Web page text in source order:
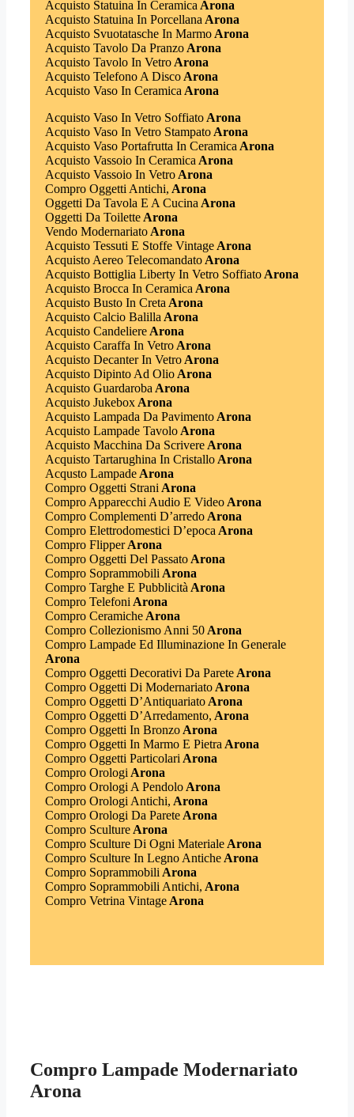
Acquisto Statuina In Ceramica Arona
Acquisto Statuina In Porcellana Arona
Acquisto Svuotatasche In MarmoArona
Acquisto Tavolo Da PranzoArona
Acquisto Tavolo In VetroArona
Acquisto Telefono A DiscoArona
Acquisto Vaso In Ceramica Arona
Acquisto Vaso In Vetro SoffiatoArona
Acquisto Vaso In Vetro StampatoArona
Acquisto Vaso Portafrutta In Ceramica Arona
Acquisto Vassoio In Ceramica Arona
Acquisto Vassoio In VetroArona
Compro Oggetti Antichi, Arona
Oggetti Da Tavola E A Cucina Arona
Oggetti Da ToiletteArona
Vendo ModernariatoArona
Acquisto Tessuti E Stoffe VintageArona
Acquisto Aereo TelecomandatoArona
Acquisto Bottiglia Liberty In Vetro SoffiatoArona
Acquisto Brocca In Ceramica Arona
Acquisto Busto In Creta Arona
Acquisto Calcio Balilla Arona
Acquisto CandeliereArona
Acquisto Caraffa In VetroArona
Acquisto Decanter In VetroArona
Acquisto Dipinto Ad OlioArona
Acquisto Guardaroba Arona
Acquisto JukeboxArona
Acquisto Lampada Da PavimentoArona
Acquisto Lampade TavoloArona
Acquisto Macchina Da ScrivereArona
Acquisto Tartarughina In CristalloArona
Acqusto LampadeArona
Compro Oggetti Strani Arona
Compro Apparecchi Audio E VideoArona
Compro Complementi D’arredoArona
Compro Elettrodomestici D’epoca Arona
Compro FlipperArona
Compro Oggetti Del PassatoArona
Compro Soprammobili Arona
Compro Targhe E Pubblicità Arona
Compro Telefoni Arona
Compro CeramicheArona
Compro Collezionismo Anni 50Arona
Compro Lampade Ed Illuminazione In Generale
Arona
Compro Oggetti Decorativi Da PareteArona
Compro Oggetti Di ModernariatoArona
Compro Oggetti D’AntiquariatoArona
Compro Oggetti D’Arredamento, Arona
Compro Oggetti In BronzoArona
Compro Oggetti In Marmo E Pietra Arona
Compro Oggetti Particolari Arona
Compro Orologi Arona
Compro Orologi A PendoloArona
Compro Orologi Antichi, Arona
Compro Orologi Da PareteArona
Compro ScultureArona
Compro Sculture Di Ogni MaterialeArona
Compro Sculture In Legno AnticheArona
Compro Soprammobili Arona
Compro Soprammobili Antichi, Arona
Compro Vetrina VintageArona
Compro Lampade Modernariato
Arona